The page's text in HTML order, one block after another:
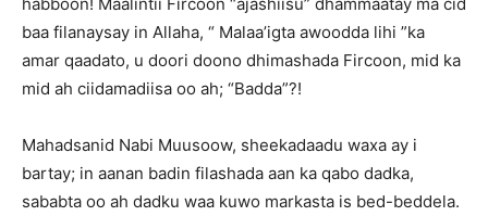
baa filanaysay in Allaha, “ Malaa’igta awoodda lihi ”ka
amar qaadato, u doori doono dhimashada Fircoon, mid ka
mid ah ciidamadiisa oo ah; “Badda”?!
Mahadsanid Nabi Muusoow, sheekadaadu waxa ay i
bartay; in aanan badin filashada aan ka qabo dadka,
sababta oo ah dadku waa kuwo markasta is bed-beddela.